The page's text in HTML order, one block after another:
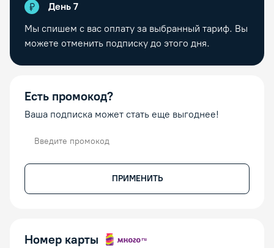
День 7
Мы спишем с вас оплату за выбранный тариф. Вы
можете отменить подписку до этого дня.
Есть промокод?
Ваша подписка может стать еще выгоднее!
ПРИМЕНИТЬ
Номер карты